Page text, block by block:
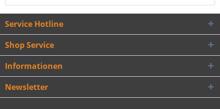
Service Hotline
Shop Service
Informationen
Newsletter